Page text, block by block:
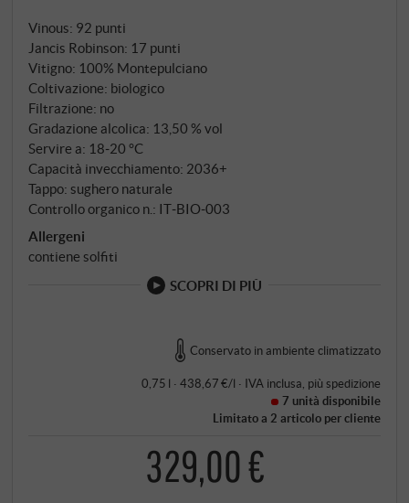
fine e controllano il frutto generosamente succoso
con il loro gioco delicato. Armato per molti anni di
invecchiamento in bottiglia, consigliamo di
prenderne una caraffa nella sua fase giovanile. Poi si
rivela con sapori stimolanti di tabacco scuro ed
enorme pressione, scuro, denso e ricco con un finale
orchestrale. SUPERIORE.DE
Vinous: 92 punti
Jancis Robinson: 17 punti
Vitigno: 100% Montepulciano
Coltivazione: biologico
Filtrazione: no
Gradazione alcolica: 13,50 % vol
Servire a: 18‑20 °C
Capacità invecchiamento: 2036+
Tappo: sughero naturale
Controllo organico n.: IT‑BIO‑003
Allergeni
contiene solfiti
SCOPRI DI PIÙ
Conservato in ambiente climatizzato
0,75 l · 438,67 €/l · IVA inclusa, più spedizione
7 unità disponibile
Limitato a 2 articolo per cliente
329,00 €